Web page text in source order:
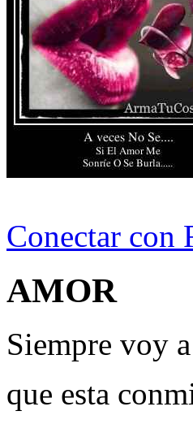
Conectar con
AMOR
Siempre voy
que esta